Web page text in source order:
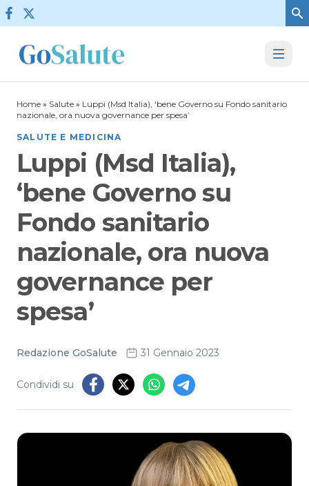
Vai al contenuto
Home » Salute » Luppi (Msd Italia), ‘bene Governo su Fondo sanitario
nazionale, ora nuova governance per spesa’
SALUTE E MEDICINA
Luppi (Msd Italia),
‘bene Governo su
Fondo sanitario
nazionale, ora nuova
governance per
spesa’
Redazione GoSalute 31 Gennaio 2023
Condividi su